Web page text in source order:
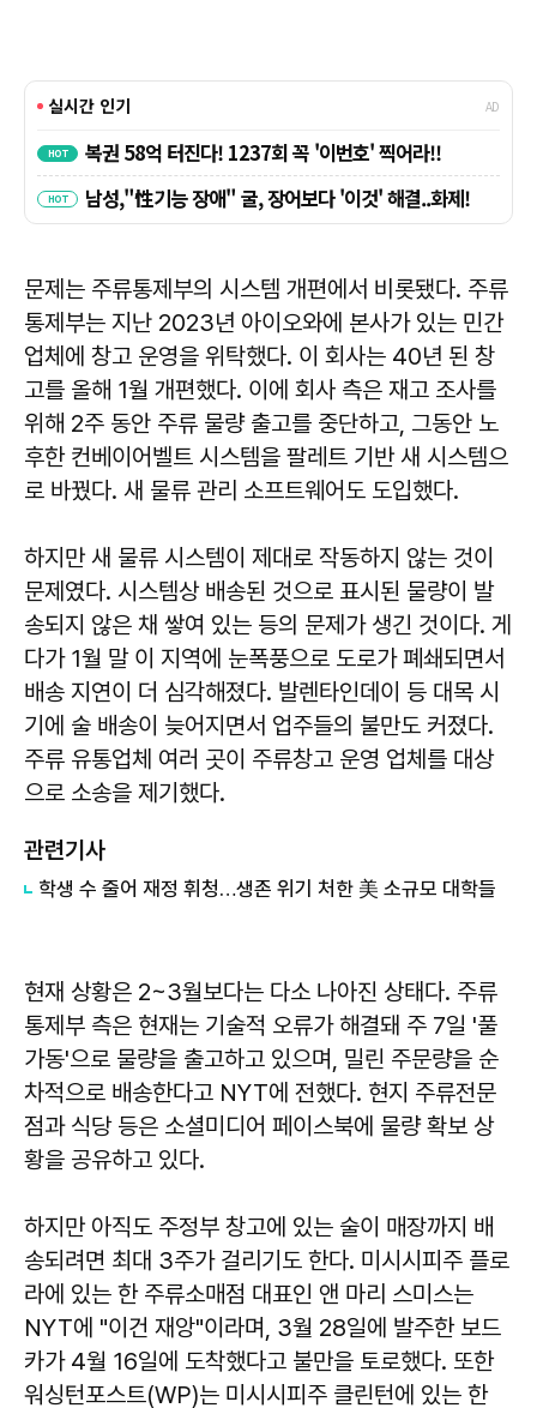
문제는 주류통제부의 시스템 개편에서 비롯됐다. 주류
통제부는 지난 2023년 아이오와에 본사가 있는 민간
업체에 창고 운영을 위탁했다. 이 회사는 40년 된 창
고를 올해 1월 개편했다. 이에 회사 측은 재고 조사를
위해 2주 동안 주류 물량 출고를 중단하고, 그동안 노
후한 컨베이어벨트 시스템을 팔레트 기반 새 시스템으
로 바꿨다. 새 물류 관리 소프트웨어도 도입했다.
하지만 새 물류 시스템이 제대로 작동하지 않는 것이
문제였다. 시스템상 배송된 것으로 표시된 물량이 발
송되지 않은 채 쌓여 있는 등의 문제가 생긴 것이다. 게
다가 1월 말 이 지역에 눈폭풍으로 도로가 폐쇄되면서
배송 지연이 더 심각해졌다. 발렌타인데이 등 대목 시
기에 술 배송이 늦어지면서 업주들의 불만도 커졌다.
주류 유통업체 여러 곳이 주류창고 운영 업체를 대상
으로 소송을 제기했다.
관련기사
학생 수 줄어 재정 휘청…생존 위기 처한 美 소규모 대학들
현재 상황은 2~3월보다는 다소 나아진 상태다. 주류
통제부 측은 현재는 기술적 오류가 해결돼 주 7일 '풀
가동'으로 물량을 출고하고 있으며, 밀린 주문량을 순
차적으로 배송한다고 NYT에 전했다. 현지 주류전문
점과 식당 등은 소셜미디어 페이스북에 물량 확보 상
황을 공유하고 있다.
하지만 아직도 주정부 창고에 있는 술이 매장까지 배
송되려면 최대 3주가 걸리기도 한다. 미시시피주 플로
라에 있는 한 주류소매점 대표인 앤 마리 스미스는
NYT에 "이건 재앙"이라며, 3월 28일에 발주한 보드
카가 4월 16일에 도착했다고 불만을 토로했다. 또한
워싱턴포스트(WP)는 미시시피주 클린턴에 있는 한